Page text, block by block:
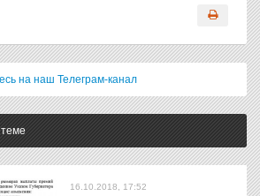
на наш Телеграм-канал
16.10.2018, 17:52